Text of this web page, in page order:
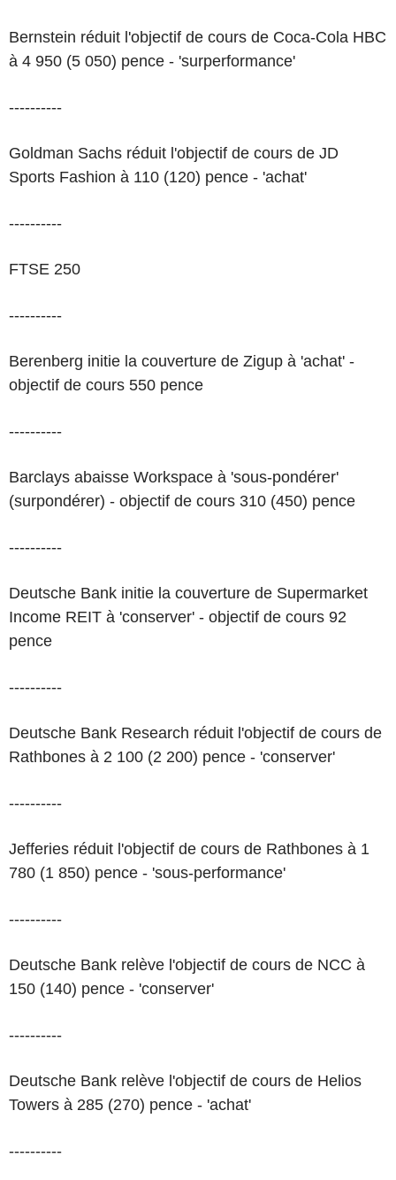
Bernstein réduit l'objectif de cours de Coca-Cola HBC
à 4 950 (5 050) pence - 'surperformance'
----------
Goldman Sachs réduit l'objectif de cours de JD
Sports Fashion à 110 (120) pence - 'achat'
----------
FTSE 250
----------
Berenberg initie la couverture de Zigup à 'achat' -
objectif de cours 550 pence
----------
Barclays abaisse Workspace à 'sous-pondérer'
(surpondérer) - objectif de cours 310 (450) pence
----------
Deutsche Bank initie la couverture de Supermarket
Income REIT à 'conserver' - objectif de cours 92
pence
----------
Deutsche Bank Research réduit l'objectif de cours de
Rathbones à 2 100 (2 200) pence - 'conserver'
----------
Jefferies réduit l'objectif de cours de Rathbones à 1
780 (1 850) pence - 'sous-performance'
----------
Deutsche Bank relève l'objectif de cours de NCC à
150 (140) pence - 'conserver'
----------
Deutsche Bank relève l'objectif de cours de Helios
Towers à 285 (270) pence - 'achat'
----------